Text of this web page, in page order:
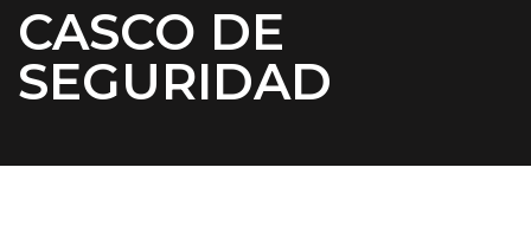
CASCO DE
SEGURIDAD